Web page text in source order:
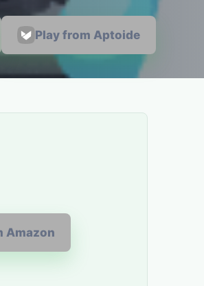
Play from Aptoide
Amazon